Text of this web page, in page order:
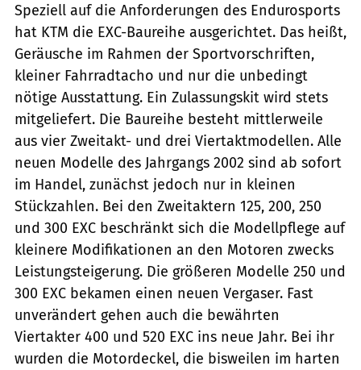
Speziell auf die Anforderungen des Endurosports
hat KTM die EXC-Baureihe ausgerichtet. Das heißt,
Geräusche im Rahmen der Sportvorschriften,
kleiner Fahrradtacho und nur die unbedingt
nötige Ausstattung. Ein Zulassungskit wird stets
mitgeliefert. Die Baureihe besteht mittlerweile
aus vier Zweitakt- und drei Viertaktmodellen. Alle
neuen Modelle des Jahrgangs 2002 sind ab sofort
im Handel, zunächst jedoch nur in kleinen
Stückzahlen. Bei den Zweitaktern 125, 200, 250
und 300 EXC beschränkt sich die Modellpflege auf
kleinere Modifikationen an den Motoren zwecks
Leistungsteigerung. Die größeren Modelle 250 und
300 EXC bekamen einen neuen Vergaser. Fast
unverändert gehen auch die bewährten
Viertakter 400 und 520 EXC ins neue Jahr. Bei ihr
wurden die Motordeckel, die bisweilen im harten